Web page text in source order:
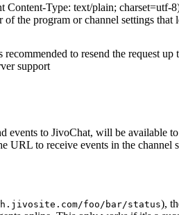
Type: text/plain; charset=utf-
the program or channel settings
to resend the request
support
events to JivoChat, will be available
URL to receive events in the channel
foo/bar/status),